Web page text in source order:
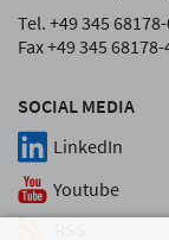
SOCIAL MEDIA
LinkedIn
Youtube
Tel. +49 345
Fax +49 345